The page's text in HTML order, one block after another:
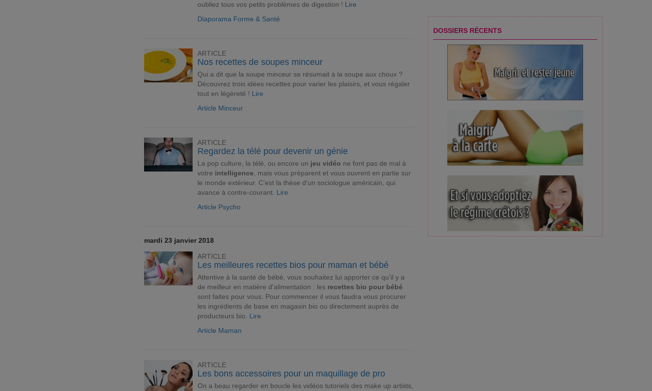
oubliez tous vos petits problèmes de digestion ! Lire
Diaporama Forme & Santé
ARTICLE
Nos recettes de soupes minceur
Qui a dit que la soupe minceur se résumait à la soupe aux choux ?
Découvrez trois idées recettes pour varier les plaisirs, et vous régaler
tout en légèreté ! Lire
Article Minceur
ARTICLE
Regardez la télé pour devenir un génie
La pop culture, la télé, ou encore un jeu vidéo ne font pas de mal à
votre intelligence , mais vous préparent et vous ouvrent en partie sur
le monde extérieur. C'est la thèse d'un sociologue américain, qui
avance à contre-courant. Lire
Article Psycho
mardi 23 janvier 2018
ARTICLE
Les meilleures recettes bios pour maman et bébé
Attentive à la santé de bébé, vous souhaitez lui apporter ce qu'il y a
de meilleur en matière d'alimentation : les recettes bio pour bébé
sont faites pour vous. Pour commencer il vous faudra vous procurer
les ingrédients de base en magasin bio ou directement auprès de
producteurs bio. Lire
Article Maman
ARTICLE
Les bons accessoires pour un maquillage de pro
On a beau regarder en boucle les vidéos tutoriels des make up artists,
DOSSIERS RÉCENTS